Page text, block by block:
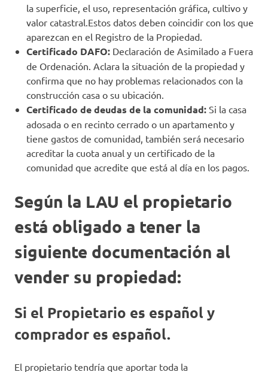
la superficie, el uso, representación gráfica, cultivo y
valor catastral.Estos datos deben coincidir con los que
aparezcan en el Registro de la Propiedad.
Certificado DAFO: Declaración de Asimilado a Fuera
de Ordenación. Aclara la situación de la propiedad y
confirma que no hay problemas relacionados con la
construcción casa o su ubicación.
Certificado de deudas de la comunidad: Si la casa
adosada o en recinto cerrado o un apartamento y
tiene gastos de comunidad, también será necesario
acreditar la cuota anual y un certificado de la
comunidad que acredite que está al día en los pagos.
Según la LAU el propietario
está obligado a tener la
siguiente documentación al
vender su propiedad:
Si el Propietario es español y
comprador es español.
El propietario tendría que aportar toda la